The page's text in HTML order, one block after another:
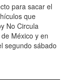
para sacar el
que
No Circula
México y en
segundo sábado